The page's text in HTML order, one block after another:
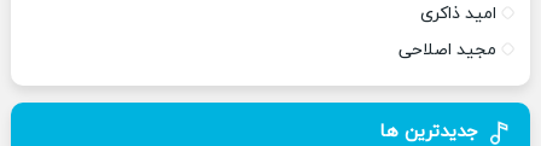
امید ذاکری
مجید اصلاحی
جدیدترین ها